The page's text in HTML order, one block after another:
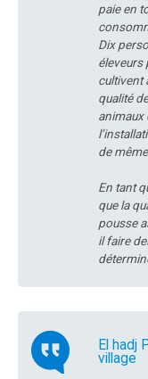
paie en
Dix
éleveurs
cultivent
qualité
animaux
de
En tant
que la
pousse
il faire
El hadj
village